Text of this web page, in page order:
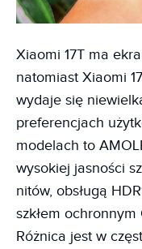
Xiaomi 17T ma
natomiast Xiaomi
wydaje się
preferencjach
modelach to
wysokiej jasności
nitów, obsługą
szkłem
Różnica jest w